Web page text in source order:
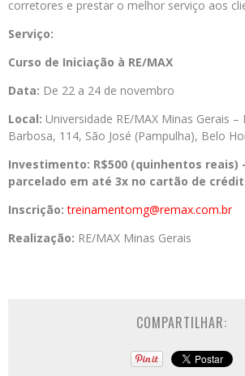
corretores e prestar o melhor serviço aos
Serviço:
Curso de Iniciação à RE/MAX
Data: De 22 a 24 de novembro
Local: Universidade RE/MAX Minas Gerais –
Barbosa, 114, São José (Pampulha), Belo
Investimento: R$500 (quinhentos reais)
parcelado em até 3x no cartão de
Inscrição: treinamentomg@remax.com.br
Realização: RE/MAX Minas Gerais
COMPARTILHAR: